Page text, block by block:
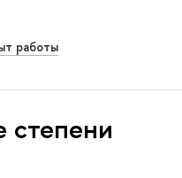
работы
степени